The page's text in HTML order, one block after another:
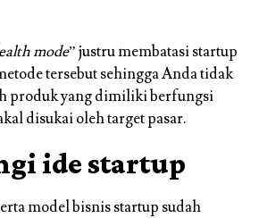
mode” justru membatasi startup
tersebut sehingga Anda tidak
produk yang dimiliki berfungsi
disukai oleh target pasar.
ide startup
model bisnis startup sudah